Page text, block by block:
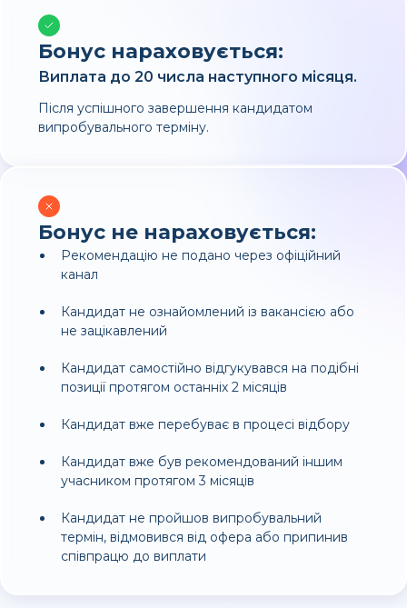
Бонус нараховується:
Виплата до 20 числа наступного місяця.
Після успішного завершення кандидатом
випробувального терміну.
Бонус не нараховується:
Рекомендацію не подано через офіційний
канал
Кандидат не ознайомлений із вакансією або
не зацікавлений
Кандидат самостійно відгукувався на подібні
позиції протягом останніх 2 місяців
Кандидат вже перебуває в процесі відбору
Кандидат вже був рекомендований іншим
учасником протягом 3 місяців
Кандидат не пройшов випробувальний
термін, відмовився від офера або припинив
співпрацю до виплати